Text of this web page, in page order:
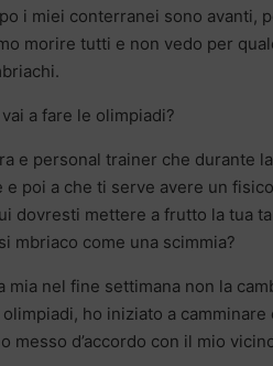
i miei conterranei sono avanti,
morire tutti e non vedo per
a fare le olimpiadi?
e personal trainer che durante
poi a che ti serve avere un
dovresti mettere a frutto la tua
mbriaco come una scimmia?
mia nel fine settimana non la
ho iniziato a
messo d’accordo con il mio